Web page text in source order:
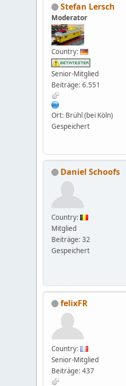
Stefan Lersch
Moderator
Country:
Senior-Mitglied
Beiträge: 6.551
Ort: Brühl (bei Köln)
Gespeichert
Daniel Schoofs
Country:
Mitglied
Beiträge: 32
Gespeichert
felixFR
Country:
Senior-Mitglied
Beiträge: 437